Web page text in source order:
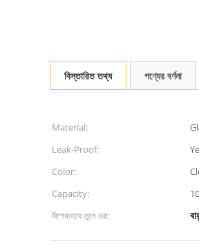
বিস্তারিত তথ্য পণ্যের বর্ণনা
Material:
Leak-Proof:
Color:
Capacity:
বিশেষভাবে তুলে ধরা: